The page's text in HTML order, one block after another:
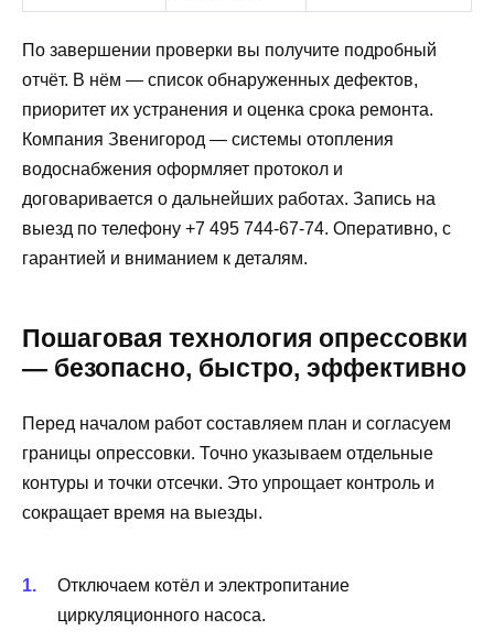
По завершении проверки вы получите подробный
отчёт. В нём — список обнаруженных дефектов,
приоритет их устранения и оценка срока ремонта.
Компания Звенигород — системы отопления
водоснабжения оформляет протокол и
договаривается о дальнейших работах. Запись на
выезд по телефону +7 495 744-67-74. Оперативно, с
гарантией и вниманием к деталям.
Пошаговая технология опрессовки
— безопасно, быстро, эффективно
Перед началом работ составляем план и согласуем
границы опрессовки. Точно указываем отдельные
контуры и точки отсечки. Это упрощает контроль и
сокращает время на выезды.
Отключаем котёл и электропитание
циркуляционного насоса.